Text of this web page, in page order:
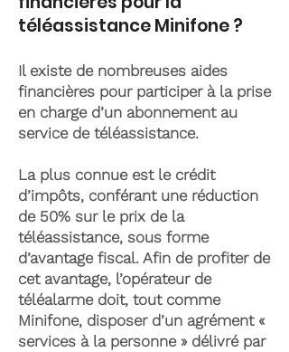
téléassistance Minifone ?
Il existe de nombreuses aides
financières pour participer à la prise
en charge d’un abonnement au
service de téléassistance.
La plus connue est le crédit
d’impôts, conférant une réduction
de 50% sur le prix de la
téléassistance, sous forme
d’avantage fiscal. Afin de profiter de
cet avantage, l’opérateur de
téléalarme doit, tout comme
Minifone, disposer d’un agrément «
services à la personne » délivré par